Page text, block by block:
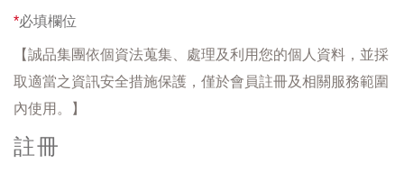
*必填欄位
【誠品集團依個資法蒐集、處理及利用您的個人資料，並採
取適當之資訊安全措施保護，僅於會員註冊及相關服務範圍
內使用。】
註冊